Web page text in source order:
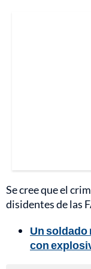
Se cree que el
disidentes de las
Un soldado
con